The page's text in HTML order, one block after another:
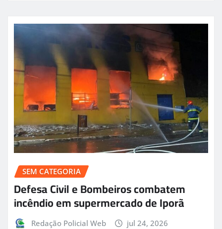
SEM CATEGORIA
Defesa Civil e Bombeiros combatem
incêndio em supermercado de Iporã
Redação Policial Web jul 24, 2026